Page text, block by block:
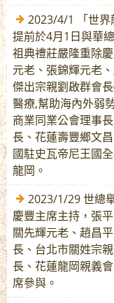
2023/4/1 「世界
提前於4月1日與華
祖典禮莊嚴隆重除
元老、張錦輝元老
傑出宗親劉啟群會
醫療,幫助海內外弱
商業同業公會理事
長、花蓮壽豐鄉文
國駐史瓦帝尼王國
龍岡。
2023/1/29 世總
慶豐主席主持，張
關先輝元老、趙昌
長、台北市關姓宗
長、花蓮龍岡親義
席參與。